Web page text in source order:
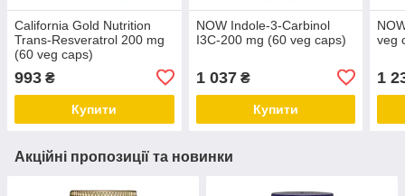
California Gold Nutrition
Trans-Resveratrol 200 mg
(60 veg caps)
993 ₴
Купити
NOW Indole-3-Carbinol
I3C-200 mg (60 veg caps)
1 037₴
Купити
veg
1
Акційні пропозиції та новинки